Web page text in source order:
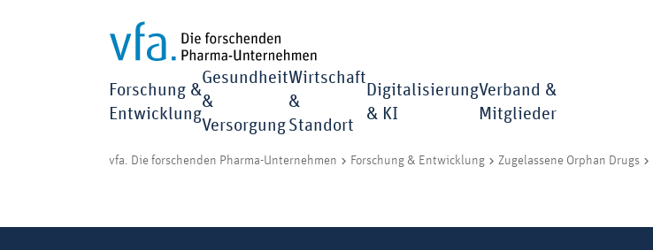
Forschung &
Entwicklung
Gesundheit
&
Versorgung
Wirtschaft
&
Standort
Digitalisierung
& KI
Verband &
Mitglieder
vfa. Die forschenden Pharma-Unternehmen Forschung & Entwicklung Zugelassene Orphan Drugs